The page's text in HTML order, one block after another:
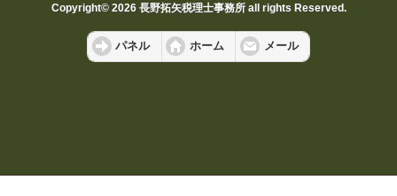
Copyright© 2026 長野拓矢税理士事務所 all rights Reserved.
パネル ホーム メール